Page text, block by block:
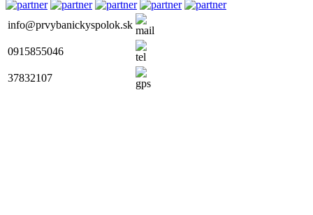
info@prvybanickyspolok.sk
0915855046
37832107